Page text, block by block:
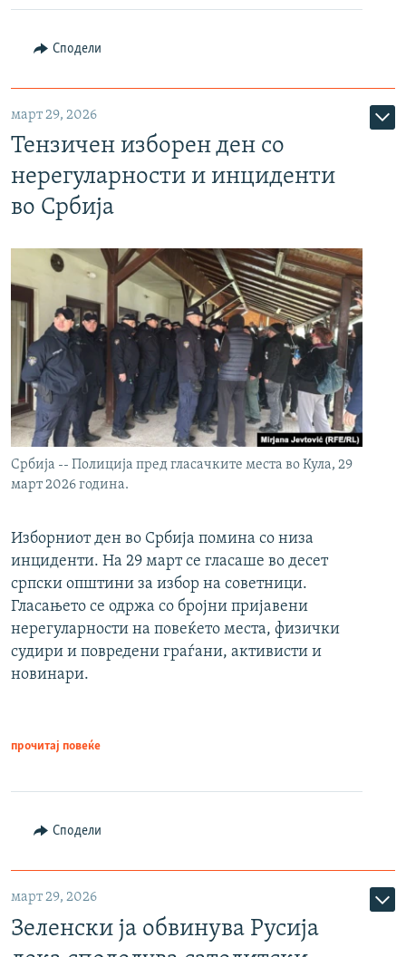
Сподели
март 29, 2026
Тензичен изборен ден со
нерегуларности и инциденти
во Србија
Србија -- Полиција пред гласачките места во Кула, 29
март 2026 година.
Изборниот ден во Србија помина со низа
инциденти. На 29 март се гласаше во десет
српски општини за избор на советници.
Гласањето се одржа со бројни пријавени
нерегуларности на повеќето места, физички
судири и повредени граѓани, активисти и
новинари.
прочитај повеќе
Сподели
март 29, 2026
Зеленски ја обвинува Русија